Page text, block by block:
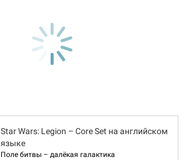
Star Wars: Legion – Core Set на английском
языке
Поле битвы – далёкая галактика